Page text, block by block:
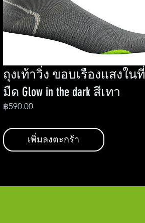
ถุงเท้าวิ่ง ขอบเรืองแสงในที่
มืด Glow in the dark สีเทา
฿590.00Price
เพิ่มลงตะกร้า